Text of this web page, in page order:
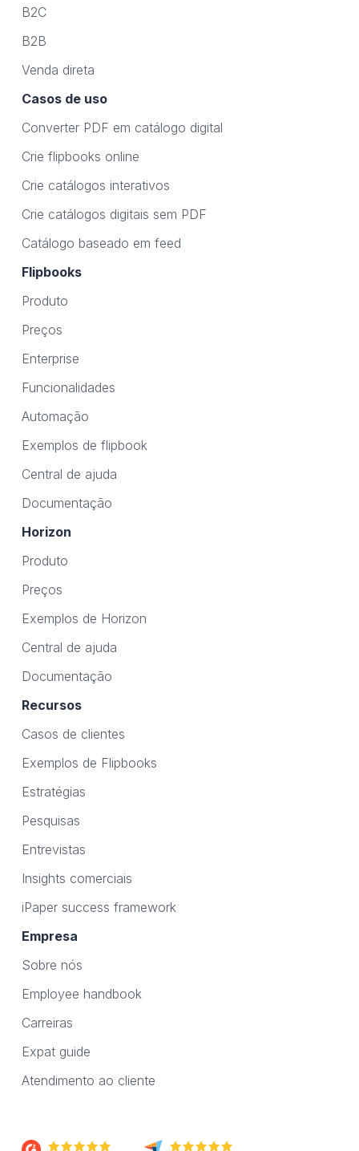
B2C
B2B
Venda direta
Casos de uso
Converter PDF em catálogo digital
Crie flipbooks online
Crie catálogos interativos
Crie catálogos digitais sem PDF
Catálogo baseado em feed
Flipbooks
Produto
Preços
Enterprise
Funcionalidades
Automação
Exemplos de flipbook
Central de ajuda
Documentação
Horizon
Produto
Preços
Exemplos de Horizon
Central de ajuda
Documentação
Recursos
Casos de clientes
Exemplos de Flipbooks
Estratégias
Pesquisas
Entrevistas
Insights comerciais
iPaper success framework
Empresa
Sobre nós
Employee handbook
Carreiras
Expat guide
Atendimento ao cliente